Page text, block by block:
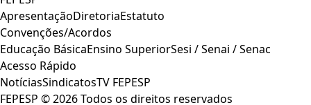
ApresentaçãoDiretoriaEstatuto
Convenções/Acordos
Educação BásicaEnsino SuperiorSesi / Senai / Senac
Acesso Rápido
NotíciasSindicatosTV FEPESP
FEPESP © 2026 Todos os direitos reservados